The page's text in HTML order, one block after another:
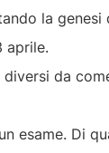
la genesi
aprile.
da
esame. Di